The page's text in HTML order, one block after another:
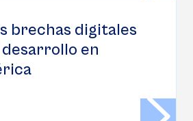
brechas digitales
en